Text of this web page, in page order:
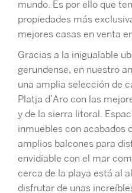
mundo. Es por ello que
propiedades más
mejores casas en venta
Gracias a la inigualable
gerundense, en nuestro
una amplia selección de
Platja d’Aro con las
y de la sierra litoral.
inmuebles con acabados
amplios balcones para
envidiable con el mar
cerca de la playa está al
disfrutar de unas